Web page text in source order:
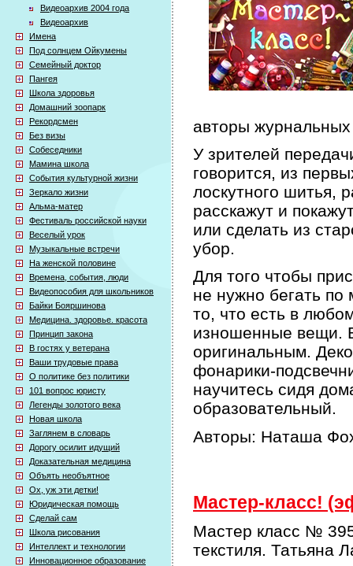
Видеоархив 2004 года
Видеоархив
Имена
Под солнцем Ойкумены
Семейный доктор
Пангея
Школа здоровья
Домашний зоопарк
Рекордсмен
Без визы
Собеседники
Мамина школа
События культурной жизни
Зеркало жизни
Альма-матер
Фестиваль российской науки
Веселый урок
Музыкальные встречи
На женской половине
Времена, события, люди
Видеопособия для школьников
Байки Бояршинова
Медицина. здоровье. красота
Принцип закона
В гостях у ветерана
Ваши трудовые права
О политике без политики
101 вопрос юристу
Легенды золотого века
Новая школа
Заглянем в словарь
Дорогу осилит идущий
Доказательная медицина
Объять необъятное
Ох, уж эти детки!
Юридическая помощь
Сделай сам
Школа рисования
Интеллект и технологии
Инновационное образование
авторы журнальных
У зрителей
говорится, из
лоскутного шитья,
расскажут и
или сделать из
убор.
Для того чтобы
не нужно бегать по
то, что есть в
изношенные вещи.
оригинальным.
фонарики-
научитесь сидя
образовательный.
Авторы: Наташа
Мастер-класс!
Мастер класс №
текстиля. Татьяна